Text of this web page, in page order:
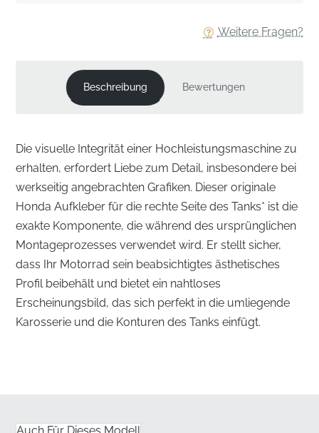
Weitere Fragen?
Beschreibung Bewertungen
Die visuelle Integrität einer Hochleistungsmaschine zu
erhalten, erfordert Liebe zum Detail, insbesondere bei
werkseitig angebrachten Grafiken. Dieser originale
Honda Aufkleber für die rechte Seite des Tanks* ist die
exakte Komponente, die während des ursprünglichen
Montageprozesses verwendet wird. Er stellt sicher,
dass Ihr Motorrad sein beabsichtigtes ästhetisches
Profil beibehält und bietet ein nahtloses
Erscheinungsbild, das sich perfekt in die umliegende
Karosserie und die Konturen des Tanks einfügt.